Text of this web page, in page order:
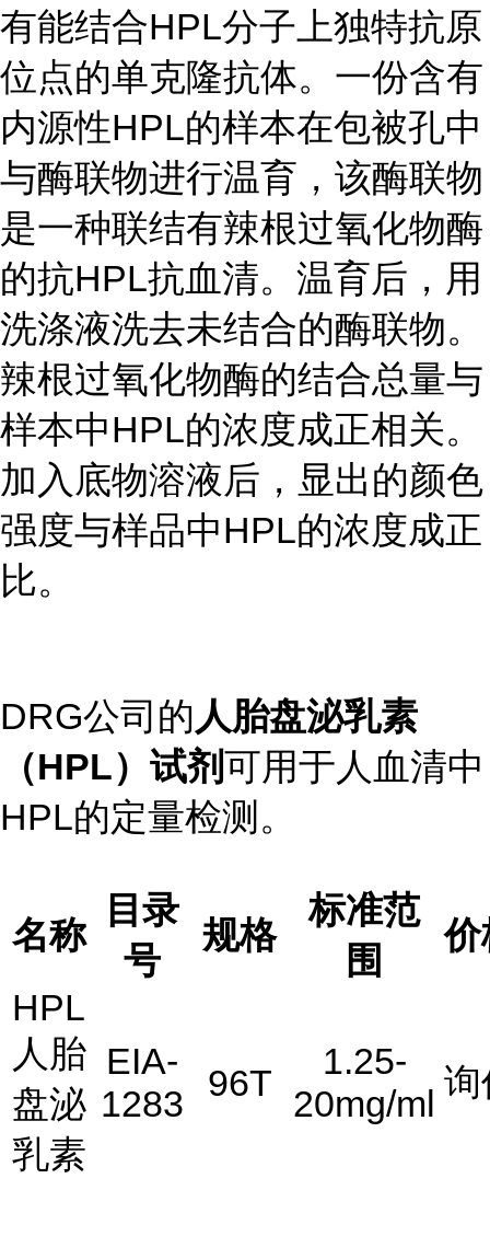
有能结合HPL分子上独特抗原
位点的单克隆抗体。一份含有
内源性HPL的样本在包被孔中
与酶联物进行温育，该酶联物
是一种联结有辣根过氧化物酶
的抗HPL抗血清。温育后，用
洗涤液洗去未结合的酶联物。
辣根过氧化物酶的结合总量与
样本中HPL的浓度成正相关。
加入底物溶液后，显出的颜色
强度与样品中HPL的浓度成正
比。
DRG公司的 人胎盘泌乳素
（HPL）试剂可用于人血清中
HPL的定量检测。
名称
目录
号
规格
标准范
围
价
HPL
人胎
盘泌
乳素
EIA-
1283
96T
1.25-
20mg/ml
询